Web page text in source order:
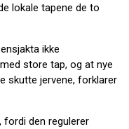
lokale tapene de to
ikke
store tap, og at nye
skutte jervene, forklarer
fordi den regulerer